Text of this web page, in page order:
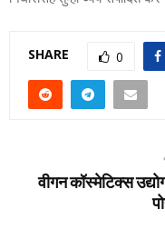
SHARE 0
वीगन कॉस्‍मेटिक्‍स